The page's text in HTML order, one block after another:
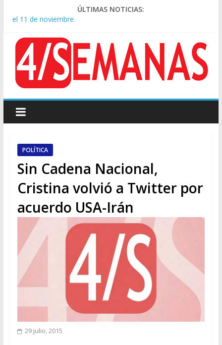
ÚLTIMAS NOTICIAS:
Crisis diplomática: Brasil retiró a su embajador de la Argentina
Rechazo a la Ley de Tierras: se espera un fuerte operativo
frente al Congreso
El rechazo al proyecto de Ley de Tierras predominó en las
Manuel Belgrano: Reparación Historia en el solar natal
Confirmado: el papa León XIV visitará la Argentina entre el 8 y
el 11 de noviembre
POLÍTICA
Sin Cadena Nacional,
Cristina volvió a Twitter por
acuerdo USA-Irán
29 julio, 2015